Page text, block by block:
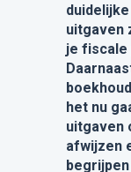
uitgaven
je fiscale
het nu
uitgaven
afwijzen